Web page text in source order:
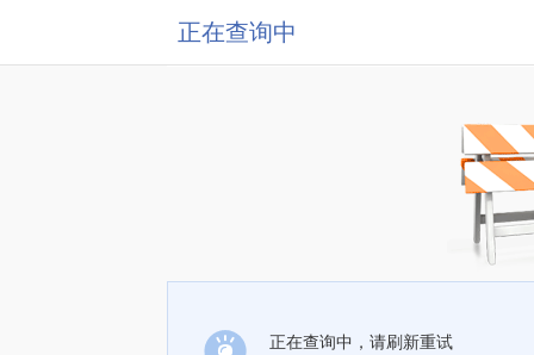
正在查询中
正在查询中，请刷新重试